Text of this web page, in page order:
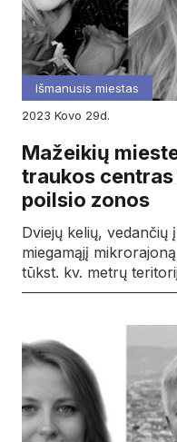
Išmanusis miestas
2023
kovo 29d.
Mažeikių
traukos
poilsio zonos
Dviejų kelių, vedančių
miegamąjį
tūkst. kv. metrų